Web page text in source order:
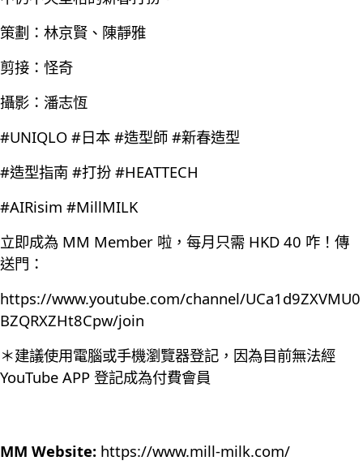
策劃：林京賢、陳靜雅
剪接：怪奇
攝影：潘志恆
#UNIQLO #日本 #造型師 #新春造型
#造型指南 #打扮 #HEATTECH
#AIRisim #MillMILK
立即成為 MM Member 啦，每月只需 HKD 40 咋！傳
送門：
https://www.youtube.com/channel/UCa1d9ZXVMU0
BZQRXZHt8Cpw/join
＊建議使用電腦或手機瀏覽器登記，因為目前無法經
YouTube APP 登記成為付費會員
MM Website: https://www.mill-milk.com/